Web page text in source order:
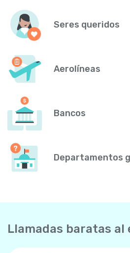
Seres queridos
Aerolíneas
Bancos
Departamentos
Llamadas baratas